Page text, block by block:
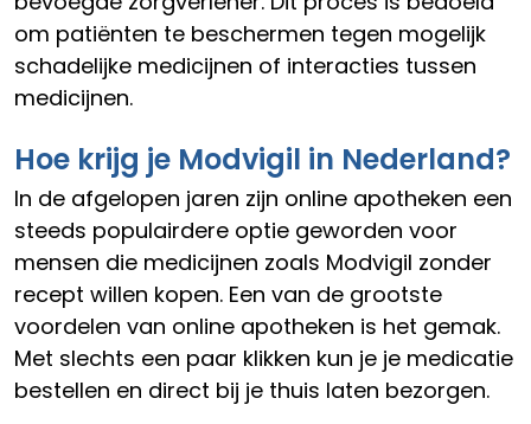
om patiënten te beschermen tegen mogelijk
schadelijke medicijnen of interacties tussen
medicijnen.
Hoe krijg je Modvigil in Nederland?
In de afgelopen jaren zijn online apotheken een
steeds populairdere optie geworden voor
mensen die medicijnen zoals Modvigil zonder
recept willen kopen. Een van de grootste
voordelen van online apotheken is het gemak.
Met slechts een paar klikken kun je je medicatie
bestellen en direct bij je thuis laten bezorgen.